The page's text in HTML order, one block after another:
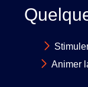
Animer